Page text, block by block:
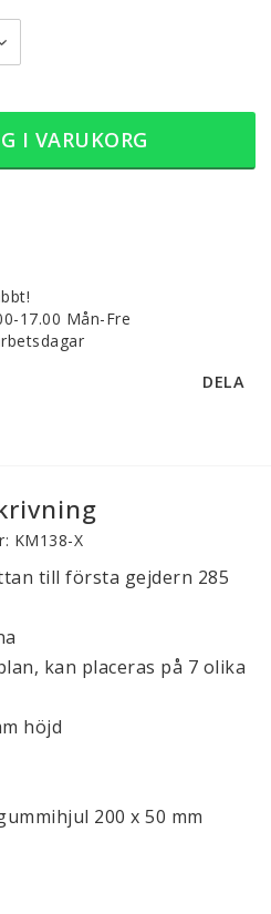
I VARUKORG
17.00 Mån-Fre
DELA
KM138-X
till första gejdern 285
kan placeras på 7 olika
höjd
200 x 50 mm